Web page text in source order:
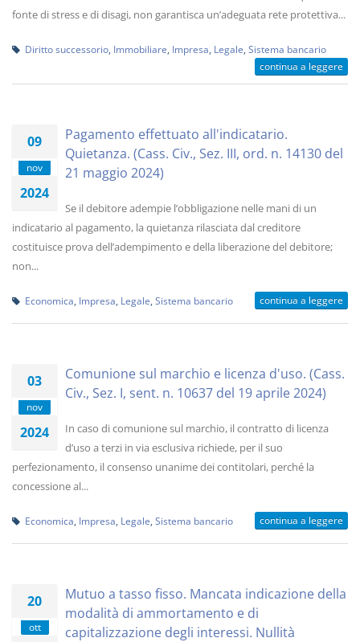
fonte di stress e di disagi, non garantisca un’adeguata rete protettiva...
Diritto successorio Immobiliare Impresa Legale Sistema bancario
continua a leggere
09
nov
2024
Pagamento effettuato all'indicatario.
Quietanza. (Cass. Civ., Sez. III, ord. n. 14130 del
21 maggio 2024)
Se il debitore adempie l’obbligazione nelle mani di un
indicatario al pagamento, la quietanza rilasciata dal creditore
costituisce prova dell’adempimento e della liberazione del debitore;
non...
Economica Impresa Legale Sistema bancario continua a leggere
03
nov
2024
Comunione sul marchio e licenza d'uso. (Cass.
Civ., Sez. I, sent. n. 10637 del 19 aprile 2024)
In caso di comunione sul marchio, il contratto di licenza
d’uso a terzi in via esclusiva richiede, per il suo
perfezionamento, il consenso unanime dei contitolari, perché la
concessione al...
Economica Impresa Legale Sistema bancario continua a leggere
20
ott
Mutuo a tasso fisso. Mancata indicazione della
modalità di ammortamento e di
capitalizzazione degli interessi. Nullità